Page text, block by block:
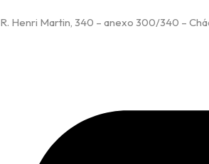
R. Henri Martin, 340 – anexo 300/340 –